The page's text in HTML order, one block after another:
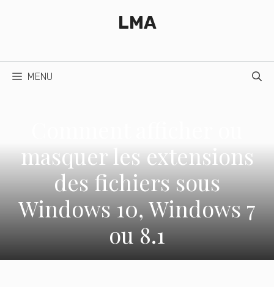
LMA
MENU
masquer les extensions
des fichiers sous
Windows 10, Windows 7
ou 8.1